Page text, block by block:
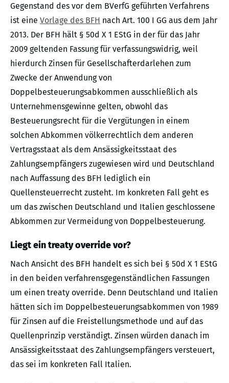
Gegenstand des vor dem BVerfG geführten Verfahrens
ist eine Vorlage des BFH nach Art. 100 I GG aus dem Jahr
2013. Der BFH hält § 50d X 1 EStG in der für das Jahr
2009 geltenden Fassung für verfassungswidrig, weil
hierdurch Zinsen für Gesellschafterdarlehen zum
Zwecke der Anwendung von
Doppelbesteuerungsabkommen ausschließlich als
Unternehmensgewinne gelten, obwohl das
Besteuerungsrecht für die Vergütungen in einem
solchen Abkommen völkerrechtlich dem anderen
Vertragsstaat als dem Ansässigkeitsstaat des
Zahlungsempfängers zugewiesen wird und Deutschland
nach Auffassung des BFH lediglich ein
Quellensteuerrecht zusteht. Im konkreten Fall geht es
um das zwischen Deutschland und Italien geschlossene
Abkommen zur Vermeidung von Doppelbesteuerung.
Liegt ein treaty override vor?
Nach Ansicht des BFH handelt es sich bei § 50d X 1 EStG
in den beiden verfahrensgegenständlichen Fassungen
um einen treaty override. Denn Deutschland und Italien
hätten sich im Doppelbesteuerungsabkommen von 1989
für Zinsen auf die Freistellungsmethode und auf das
Quellenprinzip verständigt. Zinsen würden danach im
Ansässigkeitsstaat des Zahlungsempfängers versteuert,
das sei im konkreten Fall Italien.